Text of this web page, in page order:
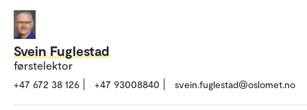
Svein Fuglestad
førstelektor
+47 672 38 126 +47 93008840 svein.fuglestad@oslomet.no